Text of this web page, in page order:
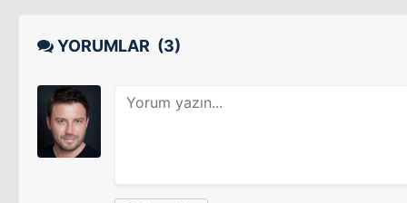
YORUMLAR (3)